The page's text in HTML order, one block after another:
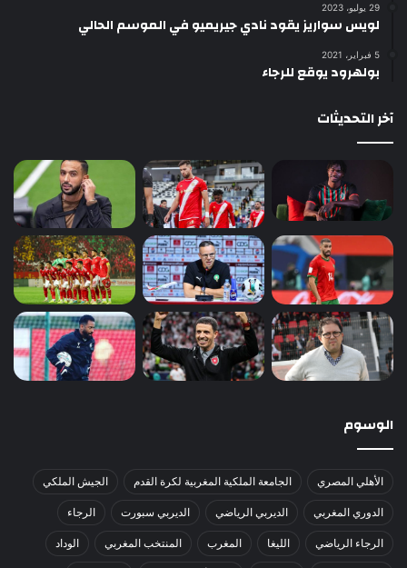
29 يوليو، 2023
لويس سواريز يقود نادي جيريميو في الموسم الحالي
5 فبراير، 2021
بولهرود يوقع للرجاء
آخر التحديثات
الوسوم
الأهلي المصري الجامعة الملكية المغربية لكرة القدم الجيش الملكي
الدوري المغربي الديربي الرياضي الديربي سبورت الرجاء
الرجاء الرياضي الليغا المغرب المنتخب المغربي الوداد